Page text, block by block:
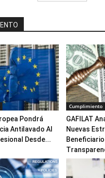
Pondrá
Antilavado Al
Desde...
Cumplimiento
GAFILAT
Nuevas
Beneficiario